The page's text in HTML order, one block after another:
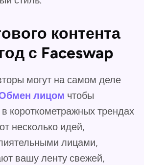
контента
с Faceswap
могут на самом деле
лицом чтобы
короткометражных трендах
несколько идей,
лицами,
вашу ленту свежей,